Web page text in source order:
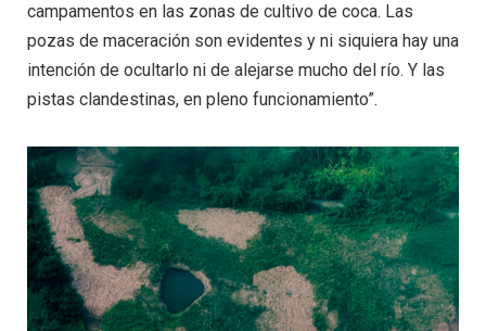
campamentos en las zonas de cultivo de coca. Las
pozas de maceración son evidentes y ni siquiera hay una
intención de ocultarlo ni de alejarse mucho del río. Y las
pistas clandestinas, en pleno funcionamiento”.